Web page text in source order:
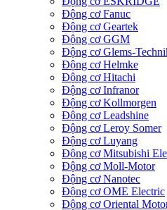
Động cơ Fanuc
Động cơ Geartek
Động cơ GGM
Động cơ Glems-
Động cơ Helmke
Động cơ Hitachi
Động cơ Infranor
Động cơ Kollmorgen
Động cơ Leadshine
Động cơ Leroy Somer
Động cơ Luyang
Động cơ Mitsubishi
Động cơ Moll-Motor
Động cơ Nanotec
Động cơ OME Electric
Động cơ Oriental